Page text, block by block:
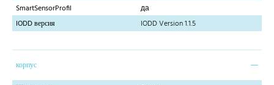
SmartSensorProfil
да
IODD версия
IODD Version 1.1.5
корпус